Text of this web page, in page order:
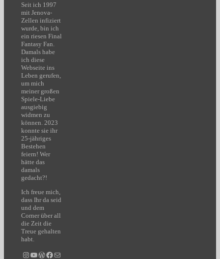
Seit ich 1997
mit Jenova-
Zellen infiziert
wurde, bin ich
ein riesen Final
Fantasy Fan.
Damals habe
ich diese
Webseite ins
Leben gerufen,
um mich
meiner großen
Spiele-Liebe
ausgiebig
widmen zu
können. 2023
konnte sie ihr
25-jähriges
Bestehen
feiern! Wer
hätte das
damals
gedacht?!
Ich freue mich,
dass Ihr da seid
und dem
Corner über all
die Zeit die
Treue gehalten
habt.
Instagram
YouTube
WordPress
Facebook
E-Mail